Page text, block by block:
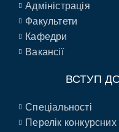
Адміністрація
Факультети
Кафедри
Вакансії
ВСТУП
Спеціальності
Перелік